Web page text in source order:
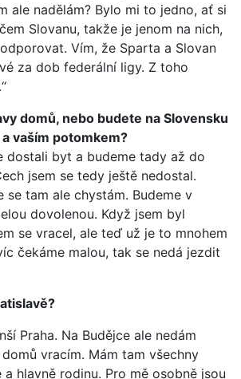
ale nadělám? Bylo mi to jedno, ať si
Slovanu, takže je jenom na nich,
Vím, že Sparta a Slovan
za dob federální ligy. Z toho
domů, nebo budete na Slovensku
vaším potomkem?
dostali byt a budeme tady až do
jsem se tedy ještě nedostal.
se tam ale chystám. Budeme v
dovolenou. Když jsem byl
se vracel, ale teď už je to mnohem
čekáme malou, tak se nedá jezdit
Praha. Na Budějce ale nedám
vracím. Mám tam všechny
a hlavně rodinu. Pro mě osobně jsou